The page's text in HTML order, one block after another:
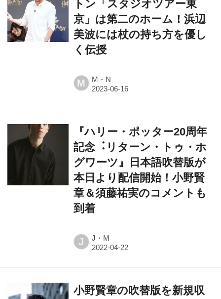
トン「スタジオツアー東
京」は第二のホーム！浜辺
美波には杖の持ち方を優し
く伝授
M M・N
『ハリー・ポッター20周年
記念︓リターン・トゥ・ホ
グワーツ』日本語吹替版が
本日より配信開始！小野賢
章＆須藤祐実のコメントも
到着
J J・M
小野賢章の吹替版を新規収